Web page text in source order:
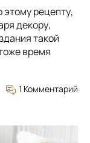
этому рецепту,
декору,
такой
время
1 Комментарий